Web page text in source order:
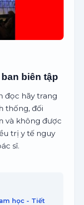
biên tập
đọc hãy trang
thống, đối
và không được
trị y tế nguy
sĩ.
học - Tiết